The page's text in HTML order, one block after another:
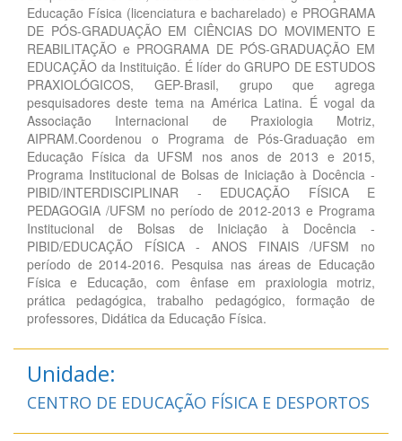
Educação Física (licenciatura e bacharelado) e PROGRAMA
DE PÓS-GRADUAÇÃO EM CIÊNCIAS DO MOVIMENTO E
REABILITAÇÃO e PROGRAMA DE PÓS-GRADUAÇÃO EM
EDUCAÇÃO da Instituição. É líder do GRUPO DE ESTUDOS
PRAXIOLÓGICOS, GEP-Brasil, grupo que agrega
pesquisadores deste tema na América Latina. É vogal da
Associação Internacional de Praxiologia Motriz,
AIPRAM.Coordenou o Programa de Pós-Graduação em
Educação Física da UFSM nos anos de 2013 e 2015,
Programa Institucional de Bolsas de Iniciação à Docência -
PIBID/INTERDISCIPLINAR - EDUCAÇÃO FÍSICA E
PEDAGOGIA /UFSM no período de 2012-2013 e Programa
Institucional de Bolsas de Iniciação à Docência -
PIBID/EDUCAÇÃO FÍSICA - ANOS FINAIS /UFSM no
período de 2014-2016. Pesquisa nas áreas de Educação
Física e Educação, com ênfase em praxiologia motriz,
prática pedagógica, trabalho pedagógico, formação de
professores, Didática da Educação Física.
Unidade:
CENTRO DE EDUCAÇÃO FÍSICA E DESPORTOS